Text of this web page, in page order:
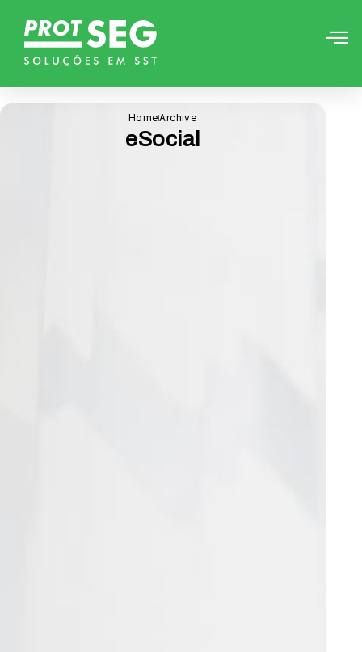
HomeArchive
eSocial